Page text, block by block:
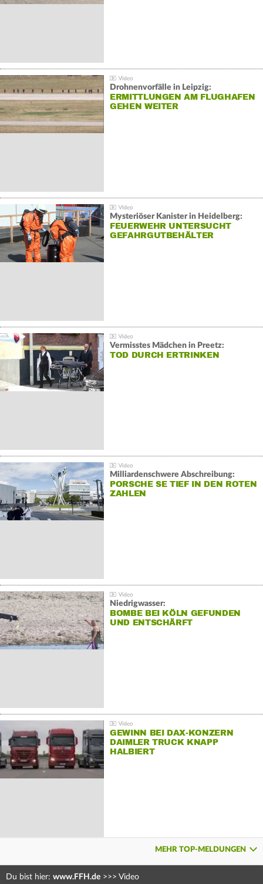
Drohnenvorfälle in Leipzig:
ERMITTLUNGEN AM FLUGHAFEN
GEHEN WEITER
Mysteriöser Kanister in Heidelberg:
FEUERWEHR UNTERSUCHT
GEFAHRGUTBEHÄLTER
Vermisstes Mädchen in Preetz:
TOD DURCH ERTRINKEN
Milliardenschwere Abschreibung:
PORSCHE SE TIEF IN DEN ROTEN
ZAHLEN
Niedrigwasser:
BOMBE BEI KÖLN GEFUNDEN
UND ENTSCHÄRFT
GEWINN BEI DAX-KONZERN
DAIMLER TRUCK KNAPP
HALBIERT
MEHR TOP-MELDUNGEN
Du bist hier: www.FFH.de >>> Video